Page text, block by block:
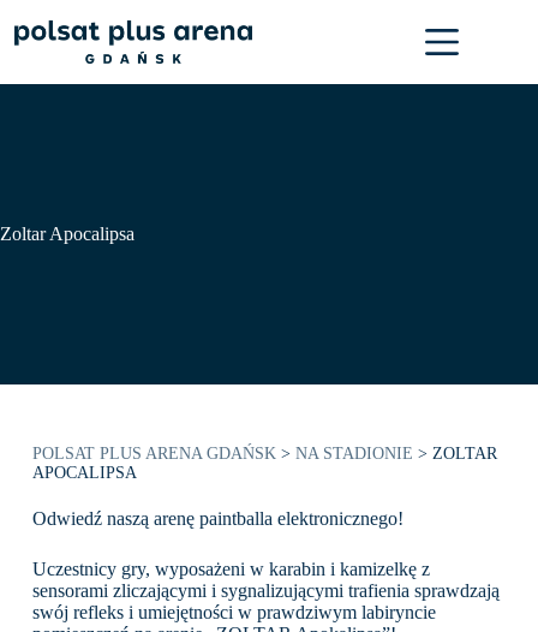
do
treści
Zoltar Apocalipsa
POLSAT PLUS ARENA GDAŃSK> NA STADIONIE > ZOLTAR
APOCALIPSA
Odwiedź naszą arenę paintballa elektronicznego!
Uczestnicy gry, wyposażeni w karabin i kamizelkę z
sensorami zliczającymi i sygnalizującymi trafienia sprawdzają
swój refleks i umiejętności w prawdziwym labiryncie